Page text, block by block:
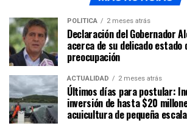
POLÍTICA 2 meses atrás
Declaración del Gobernador
acerca de su delicado estado
preocupación
ACTUALIDAD 2 meses atrás
Últimos días para postular:
inversión de hasta $20
acuicultura de pequeña